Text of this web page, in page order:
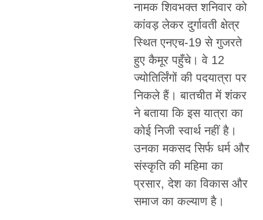
नामक शिवभक्त शनिवार को
कांवड़ लेकर दुर्गावती क्षेत्र
स्थित एनएच-19 से गुजरते
हुए कैमूर पहुँचे। वे 12
ज्योतिर्लिंगों की पदयात्रा पर
निकले हैं। बातचीत में शंकर
ने बताया कि इस यात्रा का
कोई निजी स्वार्थ नहीं है।
उनका मकसद सिर्फ धर्म और
संस्कृति की महिमा का
प्रसार, देश का विकास और
समाज का कल्याण है।